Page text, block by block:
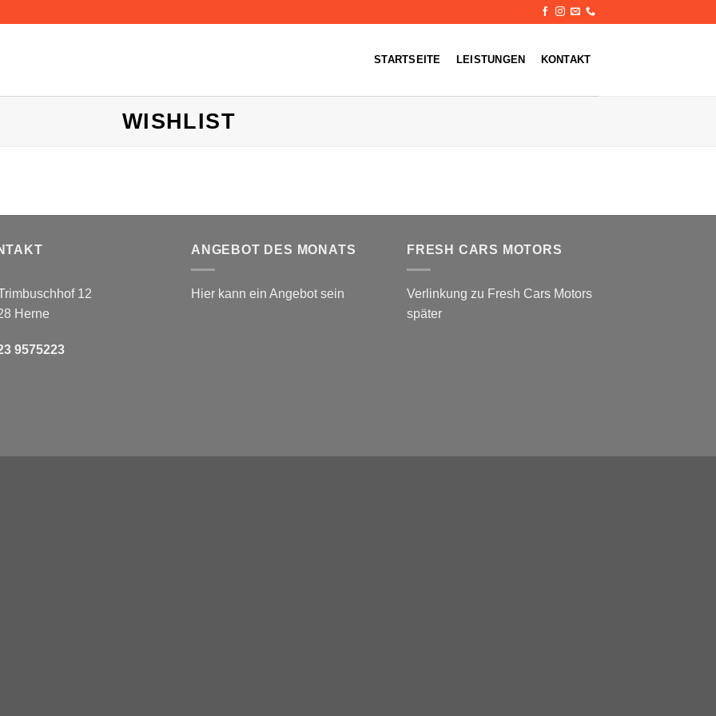
STARTSEITE LEISTUNGEN KONTAKT
WISHLIST
12
Herne
9575223
ANGEBOT DES MONATS
Hier kann ein Angebot sein
FRESH CARS MOTORS
Verlinkung zu Fresh Cars Motors
später